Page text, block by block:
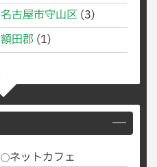
名古屋市守山区 (3)
額田郡 (1)
ネットカフェ